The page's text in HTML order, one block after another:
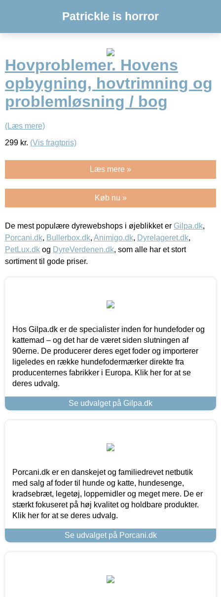
Patrickle is horror
Hovproblemer. Hovens
opbygning, hovtrimning og
problemløsning / bog
(Læs mere)
299 kr. (Vis fragtpris)
Læs mere »
Køb nu »
De mest populære dyrewebshops i øjeblikket er Gilpa.dk,
Porcani.dk, Bullerbox.dk, Animigo.dk, Dyrelageret.dk,
PetLux.dk og DyreVerdenen.dk, som alle har et stort
sortiment til gode priser.
Hos Gilpa.dk er de specialister inden for hundefoder og
kattemad – og det har de været siden slutningen af
90erne. De producerer deres eget foder og importerer
ligeledes en række hundefodermærker direkte fra
producenternes fabrikker i Europa. Klik her for at se
deres udvalg.
Se udvalget på Gilpa.dk
Porcani.dk er en danskejet og familiedrevet netbutik
med salg af foder til hunde og katte, hundesenge,
kradsebræt, legetøj, loppemidler og meget mere. De er
stærkt fokuseret på høj kvalitet og holdbare produkter.
Klik her for at se deres udvalg.
Se udvalget på Porcani.dk